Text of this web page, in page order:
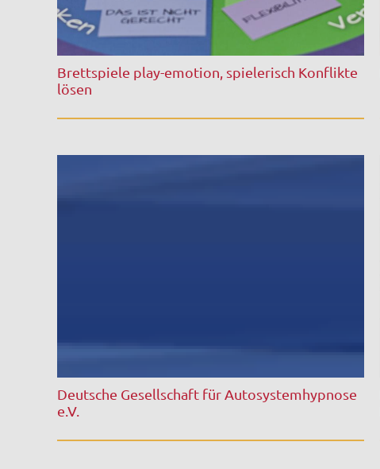
Brettspiele play-emotion, spielerisch Konflikte
lösen
Deutsche Gesellschaft für Autosystemhypnose
e.V.